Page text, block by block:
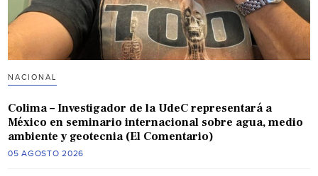
NACIONAL
Colima – Investigador de la UdeC representará a
México en seminario internacional sobre agua, medio
ambiente y geotecnia (El Comentario)
05 AGOSTO 2026